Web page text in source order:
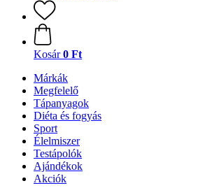
Kosár 0 Ft
Márkák
Megfelelő
Tápanyagok
Diéta és fogyás
Sport
Élelmiszer
Testápolók
Ajándékok
Akciók